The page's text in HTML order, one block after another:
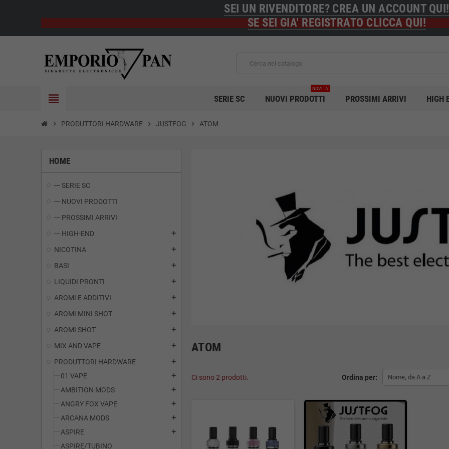
SEI UN RIVENDITORE? CREA UN ACCOUNT QUI!
SE SEI GIA' REGISTRATO CLICCA QUI!
view_headline SERIE SC NUOVI PRODOTTI
NOVITA'
PROSSIMI ARRIVI HIGH
chevron_right PRODUTTORI HARDWARE chevron_right JUSTFOG chevron_right ATOM
HOME
--- SERIE SC
--- NUOVI PRODOTTI
--- PROSSIMI ARRIVI
--- HIGH-END
add
NICOTINA add
BASI add
LIQUIDI PRONTI add
AROMI E ADDITIVI add
AROMI MINI SHOT add
AROMI SHOT add
MIX AND VAPE add
PRODUTTORI HARDWARE add
01 VAPE add
AMBITION MODS add
ANGRY FOX VAPE add
ARCANA MODS add
ASPIRE add
ASPIRE/TUBINO
ATOM
Ordina per: Nome, da A a Z
Ci sono 2 prodotti.